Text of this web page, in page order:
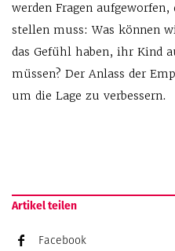
werden Fragen
stellen muss: Was können
das Gefühl haben, ihr Kind
müssen? Der Anlass der
um die Lage zu verbessern.
Artikel teilen
Facebook